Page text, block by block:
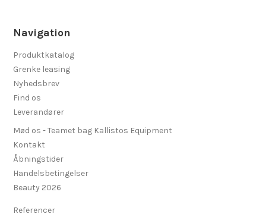
Navigation
Produktkatalog
Grenke leasing
Nyhedsbrev
Find os
Leverandører
Mød os - Teamet bag Kallistos Equipment
Kontakt
Åbningstider
Handelsbetingelser
Beauty 2026
Referencer